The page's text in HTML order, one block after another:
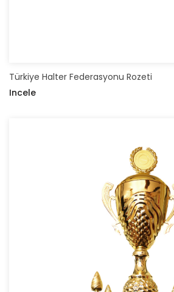
Türkiye Halter Federasyonu Rozeti
Incele